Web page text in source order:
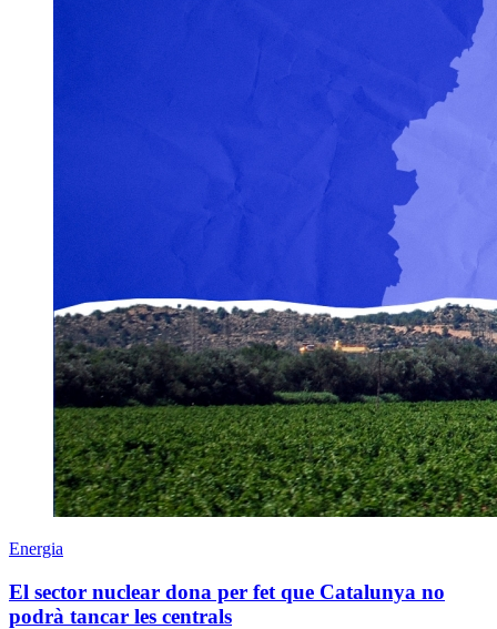
Energia
El sector nuclear dona per fet que Catalunya no
podrà tancar les centrals